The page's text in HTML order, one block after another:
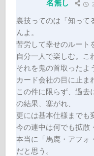
名無し
裏技ってのは「知って
んよ。
苦労して幸せのルート
自分一人で楽しむ。こ
それを鬼の首取ったよ
カード会社の目に止ま
この件に限らず、過去
の結果、塞がれ、
更には基本仕様までも
今の連中は何でも拡散
本当に「馬鹿・アフォ
だと思う。